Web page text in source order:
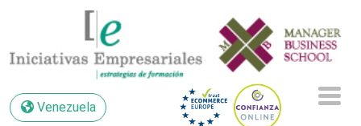
Venezuela
Venezuela